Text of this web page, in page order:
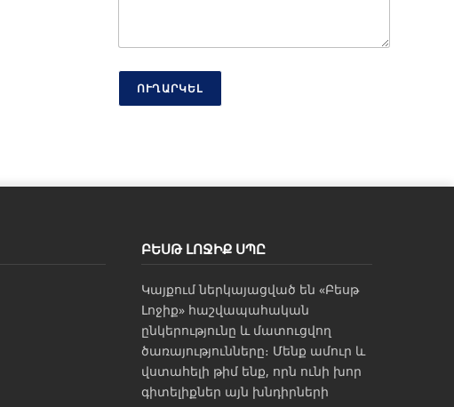
ռ
խ
ՈՒՂԱՐԿԵԼ
ԲԵՍԹ ԼՈՋԻՔ ՍՊԸ
Կայքում ներկայացված են «Բեսթ
Լոջիք» հաշվապահական
ընկերությունը և մատուցվող
ծառայությունները։ Մենք ամուր և
վստահելի թիմ ենք, որն ունի խոր
գիտելիքներ այն խնդիրների